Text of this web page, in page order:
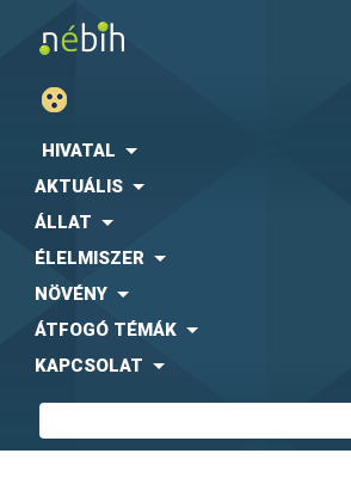
HIVATAL
AKTUÁLIS
ÁLLAT
ÉLELMISZER
NÖVÉNY
ÁTFOGÓ TÉMÁK
KAPCSOLAT